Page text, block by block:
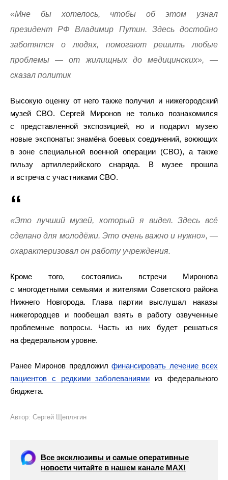
«Мне бы хотелось, чтобы об этом узнал
президент РФ Владимир Путин. Здесь достойно
заботятся о людях, помогают решить любые
проблемы — от жилищных до медицинских», —
сказал политик
Высокую оценку от него также получил и нижегородский
музей СВО. Сергей Миронов не только познакомился
с представленной экспозицией, но и подарил музею
новые экспонаты: знамёна боевых соединений, воюющих
в зоне специальной военной операции (СВО), а также
гильзу артиллерийского снаряда. В музее прошла
и встреча с участниками СВО.
«Это лучший музей, который я видел. Здесь всё
сделано для молодёжи. Это очень важно и нужно», —
охарактеризовал он работу учреждения.
Кроме того, состоялись встречи Миронова
с многодетными семьями и жителями Советского района
Нижнего Новгорода. Глава партии выслушал наказы
нижегородцев и пообещал взять в работу озвученные
проблемные вопросы. Часть из них будет решаться
на федеральном уровне.
Ранее Миронов предложилфинансировать лечение всех
пациентов с редкими заболеваниями из федерального
бюджета.
Автор: Сергей Щеплягин
Все эксклюзивы и самые оперативные
новости читайте в нашем канале МАХ!